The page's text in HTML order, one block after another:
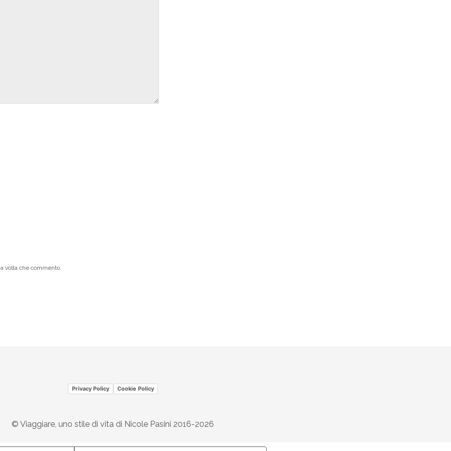
volta che commento.
Privacy Policy Cookie Policy
© Viaggiare, uno stile di vita di Nicole Pasini 2016-2026